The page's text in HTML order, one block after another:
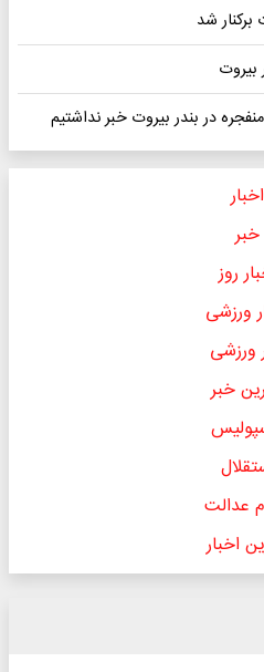
برکنار شد
بیروت
در بندر بیروت خبر نداشتیم
اخبار
خبر
روز
ورزشی
ورزشی
خبر
عدالت
اخبار